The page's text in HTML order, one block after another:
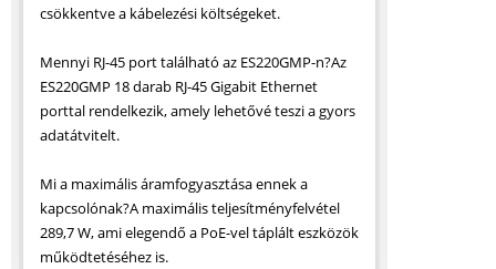
csökkentve a kábelezési költségeket.
Mennyi RJ-45 port található az ES220GMP-n?Az
ES220GMP 18 darab RJ-45 Gigabit Ethernet
porttal rendelkezik, amely lehetővé teszi a gyors
adatátvitelt.
Mi a maximális áramfogyasztása ennek a
kapcsolónak?A maximális teljesítményfelvétel
289,7 W, ami elegendő a PoE-vel táplált eszközök
működtetéséhez is.